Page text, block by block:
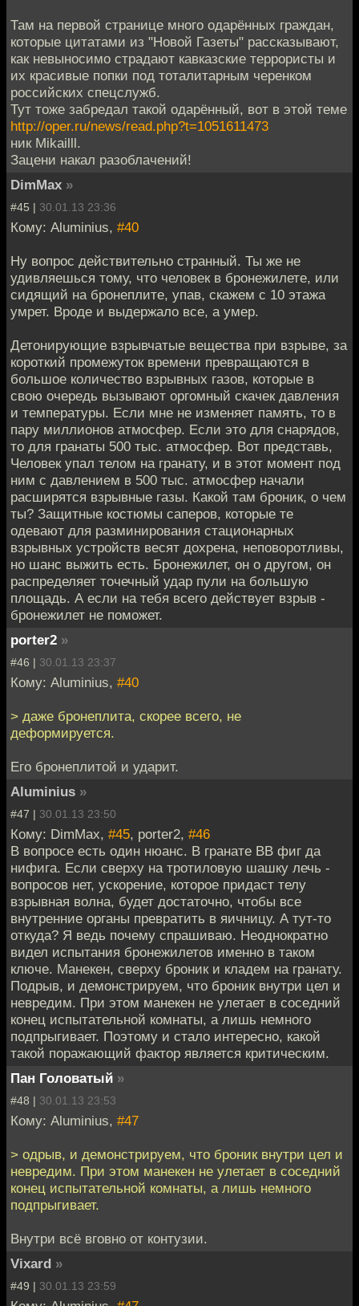
Там на первой странице много одарённых граждан,
которые цитатами из "Новой Газеты" рассказывают,
как невыносимо страдают кавказские террористы и
их красивые попки под тоталитарным черенком
российских спецслужб.
Тут тоже забредал такой одарённый, вот в этой теме
http://oper.ru/news/read.php?t=1051611473
ник Mikailll.
Зацени накал разоблачений!
DimMax »
#45 | 30.01.13 23:36
Кому: Aluminius, #40
Ну вопрос действительно странный. Ты же не
удивляешься тому, что человек в бронежилете, или
сидящий на бронеплите, упав, скажем с 10 этажа
умрет. Вроде и выдержало все, а умер.
Детонирующие взрывчатые вещества при взрыве, за
короткий промежуток времени превращаются в
большое количество взрывных газов, которые в
свою очередь вызывают оргомный скачек давления
и температуры. Если мне не изменяет память, то в
пару миллионов атмосфер. Если это для снарядов,
то для гранаты 500 тыс. атмосфер. Вот представь,
Человек упал телом на гранату, и в этот момент под
ним с давлением в 500 тыс. атмосфер начали
расширятся взрывные газы. Какой там броник, о чем
ты? Защитные костюмы саперов, которые те
одевают для разминирования стационарных
взрывных устройств весят дохрена, неповоротливы,
но шанс выжить есть. Бронежилет, он о другом, он
распределяет точечный удар пули на большую
площадь. А если на тебя всего действует взрыв -
бронежилет не поможет.
porter2 »
#46 | 30.01.13 23:37
Кому: Aluminius, #40
> даже бронеплита, скорее всего, не
деформируется.
Его бронеплитой и ударит.
Aluminius »
#47 | 30.01.13 23:50
Кому: DimMax, #45, porter2, #46
В вопросе есть один нюанс. В гранате ВВ фиг да
нифига. Если сверху на тротиловую шашку лечь -
вопросов нет, ускорение, которое придаст телу
взрывная волна, будет достаточно, чтобы все
внутренние органы превратить в яичницу. А тут-то
откуда? Я ведь почему спрашиваю. Неоднократно
видел испытания бронежилетов именно в таком
ключе. Манекен, сверху броник и кладем на гранату.
Подрыв, и демонстрируем, что броник внутри цел и
невредим. При этом манекен не улетает в соседний
конец испытательной комнаты, а лишь немного
подпрыгивает. Поэтому и стало интересно, какой
такой поражающий фактор является критическим.
Пан Головатый »
#48 | 30.01.13 23:53
Кому: Aluminius, #47
> одрыв, и демонстрируем, что броник внутри цел и
невредим. При этом манекен не улетает в соседний
конец испытательной комнаты, а лишь немного
подпрыгивает.
Внутри всё вговно от контузии.
Vixard »
#49 | 30.01.13 23:59